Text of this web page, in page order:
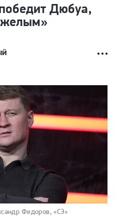
Дюбуа,
Федоров, «СЭ»